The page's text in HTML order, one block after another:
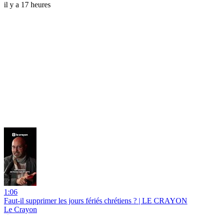
il y a 17 heures
1:06
Faut-il supprimer les jours fériés chrétiens ? | LE CRAYON
Le Crayon